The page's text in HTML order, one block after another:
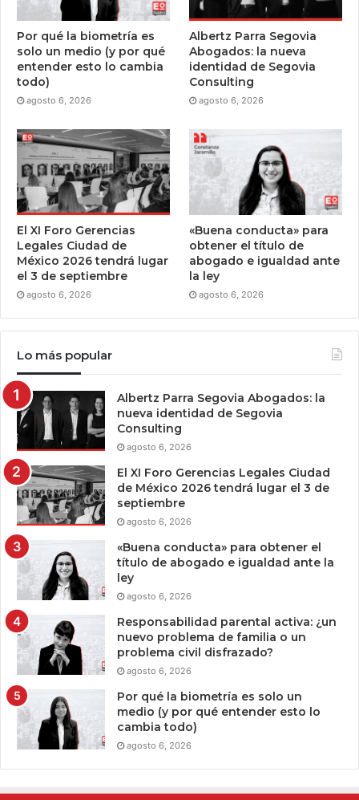
Por qué la biometría es
solo un medio (y por qué
entender esto lo cambia
todo)
agosto 6, 2026
Albertz Parra Segovia
Abogados: la nueva
identidad de Segovia
Consulting
agosto 6, 2026
El XI Foro Gerencias
Legales Ciudad de
México 2026 tendrá lugar
el 3 de septiembre
agosto 6, 2026
«Buena conducta» para
obtener el título de
abogado e igualdad ante
la ley
agosto 6, 2026
Lo más popular
Albertz Parra Segovia Abogados: la
nueva identidad de Segovia
Consulting
agosto 6, 2026
El XI Foro Gerencias Legales Ciudad
de México 2026 tendrá lugar el 3 de
septiembre
agosto 6, 2026
«Buena conducta» para obtener el
título de abogado e igualdad ante la
ley
agosto 6, 2026
Responsabilidad parental activa: ¿un
nuevo problema de familia o un
problema civil disfrazado?
agosto 6, 2026
Por qué la biometría es solo un
medio (y por qué entender esto lo
cambia todo)
agosto 6, 2026